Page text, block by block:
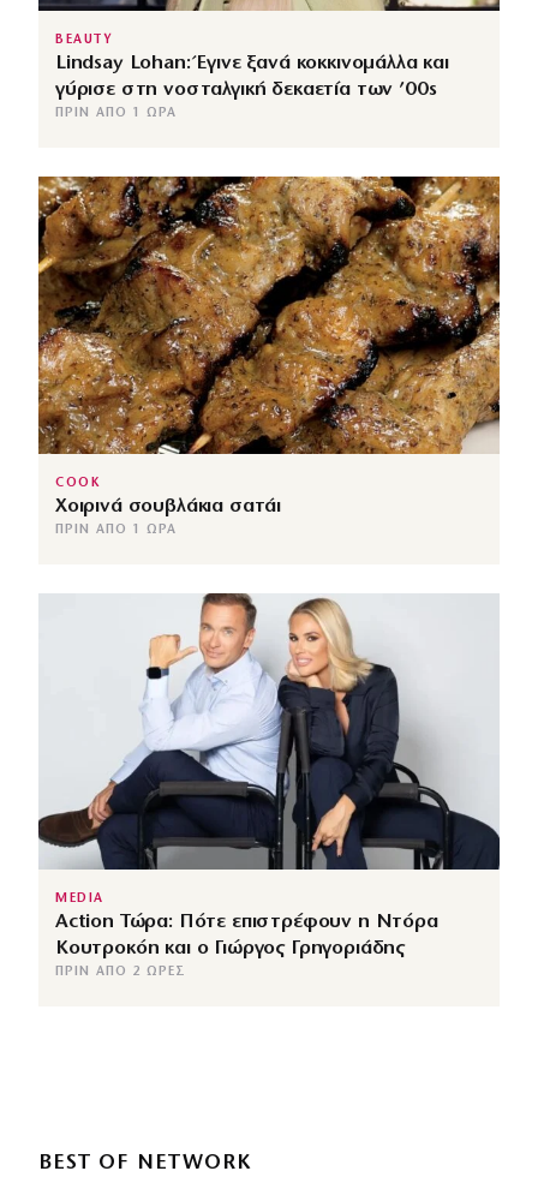
BEAUTY
Lindsay Lohan: Έγινε ξανά κοκκινομάλλα και
γύρισε στη νοσταλγική δεκαετία των ’00s
ΠΡΙΝ ΑΠΌ 1 ΏΡΑ
COOK
Χοιρινά σουβλάκια σατάι
ΠΡΙΝ ΑΠΌ 1 ΏΡΑ
MEDIA
Action Τώρα: Πότε επιστρέφουν η Ντόρα
Κουτροκόη και ο Γιώργος Γρηγοριάδης
ΠΡΙΝ ΑΠΌ 2 ΏΡΕΣ
BEST OF NETWORK